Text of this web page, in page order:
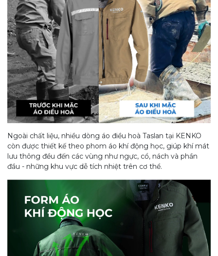
Ngoài chất liệu, nhiều dòng áo điều hoà Taslan tại KENKO
còn được thiết kế theo phom áo khí động học, giúp khí mát
lưu thông đều đến các vùng như ngực, cổ, nách và phần
đầu - những khu vực dễ tích nhiệt trên cơ thể.